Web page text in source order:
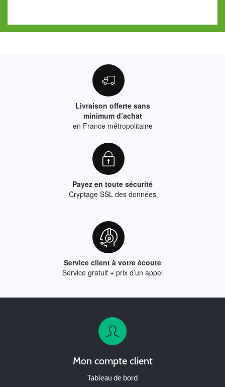
Livraison offerte sans
minimum d’achat
en France métropolitaine
Payez en toute sécurité
Cryptage SSL des données
Service client à votre écoute
Service gratuit + prix d’un appel
Mon compte client
Tableau de bord